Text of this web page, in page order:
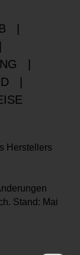
Herstellers
Stand: Mai